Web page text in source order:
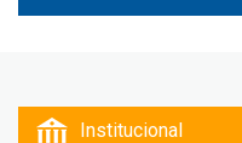
Institucional